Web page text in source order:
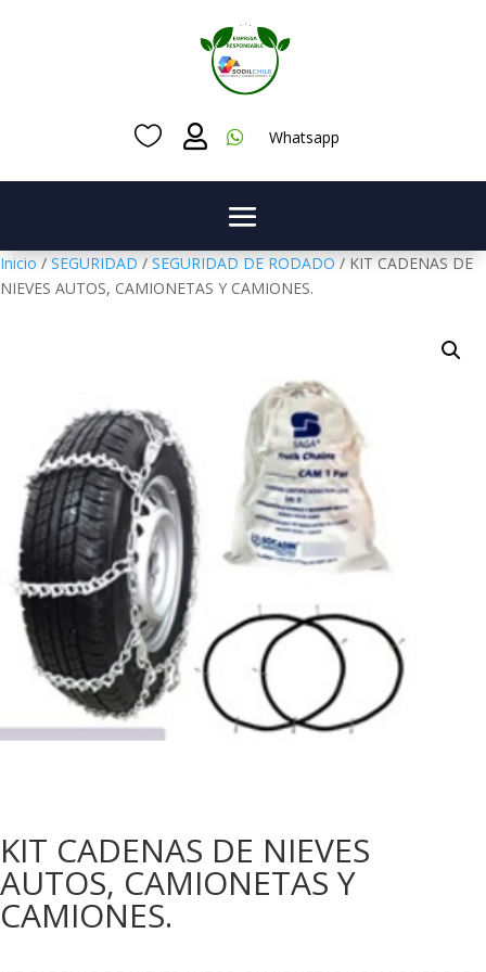
   Whatsapp
Inicio / SEGURIDAD / SEGURIDAD DE RODADO / KIT CADENAS DE
NIEVES AUTOS, CAMIONETAS Y CAMIONES.
KIT CADENAS DE NIEVES
AUTOS, CAMIONETAS Y
CAMIONES.